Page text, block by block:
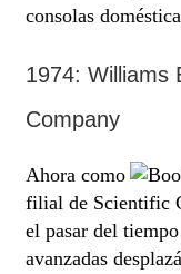
consolas
1974: Williams
Company
Ahora como
filial de Scientific
el pasar del
avanzadas